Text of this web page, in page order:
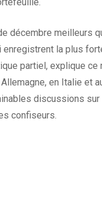
décembre meilleurs
enregistrent la plus
partiel, explique ce
en Italie et
discussions
confiseurs.